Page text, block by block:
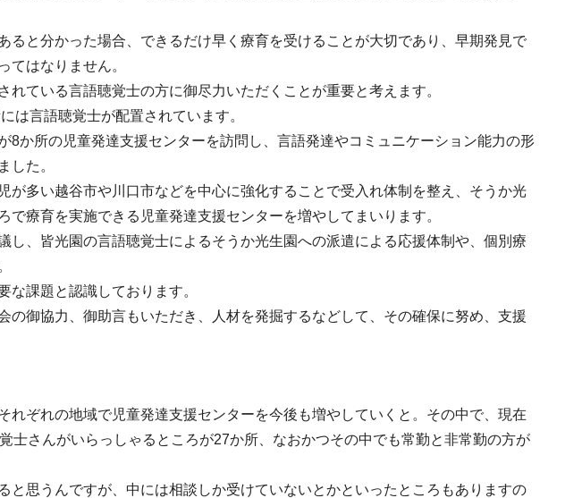
ると分かった場合、できるだけ早く療育を受けることが大切であり、早期発見で
てはなりません。
ている言語聴覚士の方に御尽力いただくことが重要と考えます。
は言語聴覚士が配置されています。
8か所の児童発達支援センターを訪問し、言語発達やコミュニケーション能力の形
した。
が多い越谷市や川口市などを中心に強化することで受入れ体制を整え、そうか光
療育を実施できる児童発達支援センターを増やしてまいります。
し、皆光園の言語聴覚士によるそうか光生園への派遣による応援体制や、個別療
課題と認識しております。
の御協力、御助言もいただき、人材を発掘するなどして、その確保に努め、支援
れぞれの地域で児童発達支援センターを今後も増やしていくと。その中で、現在
士さんがいらっしゃるところが27か所、なおかつその中でも常勤と非常勤の方が
と思うんですが、中には相談しか受けていないとかといったところもありますの